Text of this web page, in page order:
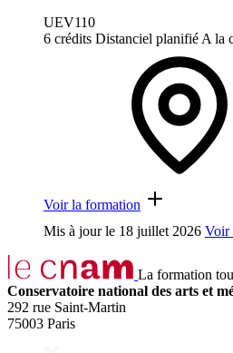
UEV110
6 crédits Distanciel planifié A la
Voir la formation
Mis à jour le 18 juillet 2026 Voir
La formation
Conservatoire national des arts et
292 rue Saint-Martin
75003 Paris